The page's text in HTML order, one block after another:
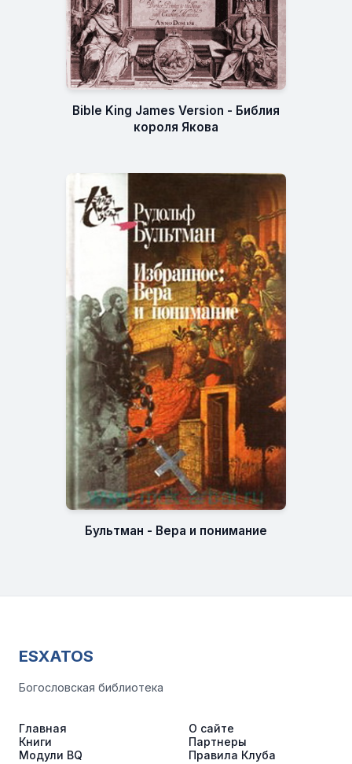
Bible King James Version - Библия
короля Якова
Бультман - Вера и понимание
ESXATOS
Богословская библиотека
Главная
Книги
Модули BQ
О сайте
Партнеры
Правила Клуба